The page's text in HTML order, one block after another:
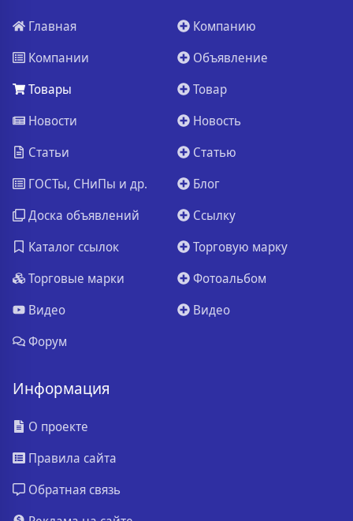
Главная
Компании
Товары
Новости
Статьи
ГОСТы, СНиПы и др.
Доска объявлений
Каталог ссылок
Торговые марки
Видео
Форум
Компанию
Объявление
Товар
Новость
Статью
Блог
Ссылку
Торговую марку
Фотоальбом
Видео
Информация
О проекте
Правила сайта
Обратная связь